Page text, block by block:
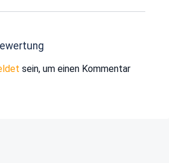
sein, um einen Kommentar